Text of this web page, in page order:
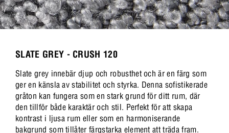
SLATE GREY - CRUSH 120
Slate grey innebär djup och robusthet och är en färg som
ger en känsla av stabilitet och styrka. Denna sofistikerade
gråton kan fungera som en stark grund för ditt rum, där
den tillför både karaktär och stil. Perfekt för att skapa
kontrast i ljusa rum eller som en harmoniserande
bakgrund som tillåter färgstarka element att träda fram.